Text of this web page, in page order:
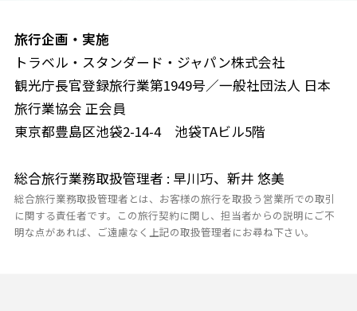
旅行企画・実施
トラベル・スタンダード・ジャパン株式会社
観光庁長官登録旅行業第1949号／一般社団法人 日本
旅行業協会 正会員
東京都豊島区池袋2-14-4 池袋TAビル5階
総合旅行業務取扱管理者 : 早川巧、新井 悠美
総合旅行業務取扱管理者とは、お客様の旅行を取扱う営業所での取引
に関する責任者です。この旅行契約に関し、担当者からの説明にご不
明な点があれば、ご遠慮なく上記の取扱管理者にお尋ね下さい。